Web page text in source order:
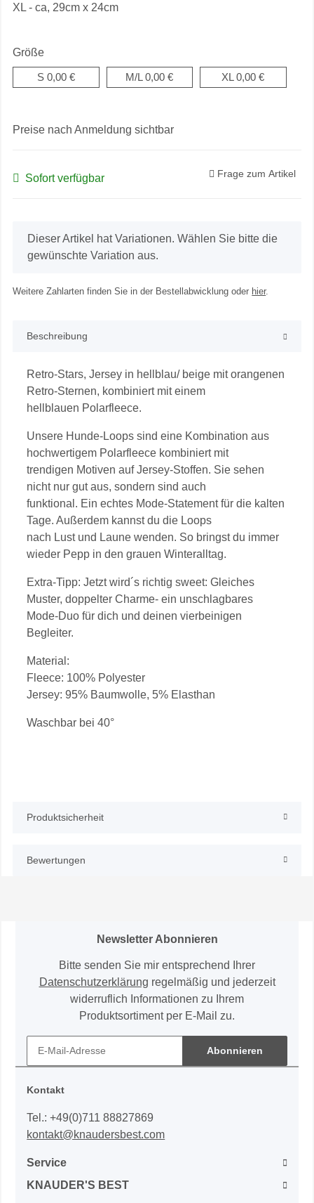
XL - ca, 29cm x 24cm
Größe
S 0,00 € M/L0,00 € XL0,00 €
Preise nach Anmeldung sichtbar
Sofort verfügbar Frage zum Artikel
x
Dieser Artikel hat Variationen. Wählen Sie bitte die
gewünschte Variation aus.
Weitere Zahlarten finden Sie in der Bestellabwicklung oder hier.
Beschreibung
Retro-Stars, Jersey in hellblau/ beige mit orangenen
Retro-Sternen, kombiniert mit einem
hellblauen Polarfleece.
Unsere Hunde-Loops sind eine Kombination aus
hochwertigem Polarfleece kombiniert mit
trendigen Motiven auf Jersey-Stoffen. Sie sehen
nicht nur gut aus, sondern sind auch
funktional. Ein echtes Mode-Statement für die kalten
Tage. Außerdem kannst du die Loops
nach Lust und Laune wenden. So bringst du immer
wieder Pepp in den grauen Winteralltag.
Extra-Tipp: Jetzt wird´s richtig sweet: Gleiches
Muster, doppelter Charme- ein unschlagbares
Mode-Duo für dich und deinen vierbeinigen
Begleiter.
Material:
Fleece: 100% Polyester
Jersey: 95% Baumwolle, 5% Elasthan
Waschbar bei 40°
Produktsicherheit
Bewertungen
Newsletter Abonnieren
Bitte senden Sie mir entsprechend Ihrer
Datenschutzerklärung regelmäßig und jederzeit
widerruflich Informationen zu Ihrem
Produktsortiment per E-Mail zu.
Abonnieren
Kontakt
Tel.: +49(0)711 88827869
kontakt@knaudersbest.com
Service
KNAUDER'S BEST